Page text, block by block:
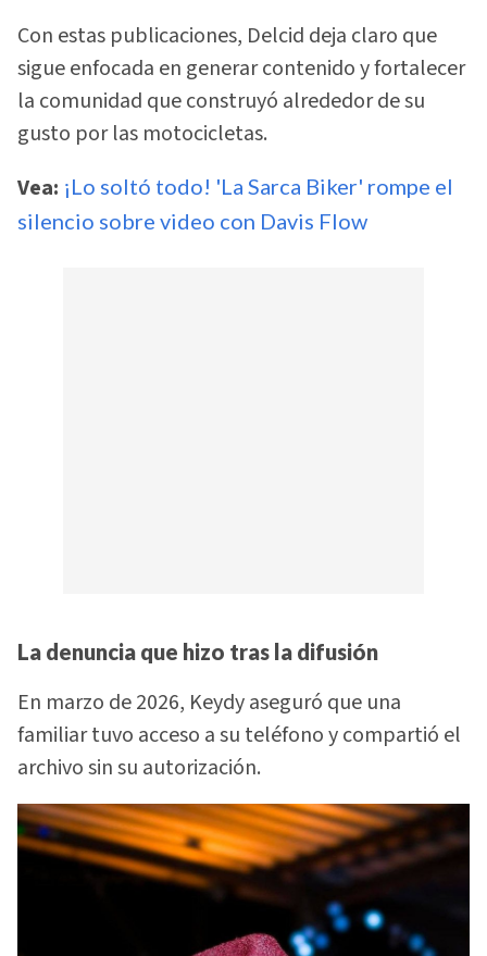
Con estas publicaciones, Delcid deja claro que
sigue enfocada en generar contenido y fortalecer
la comunidad que construyó alrededor de su
gusto por las motocicletas.
Vea: ¡Lo soltó todo! 'La Sarca Biker' rompe el
silencio sobre video con Davis Flow
La denuncia que hizo tras la difusión
En marzo de 2026, Keydy aseguró que una
familiar tuvo acceso a su teléfono y compartió el
archivo sin su autorización.